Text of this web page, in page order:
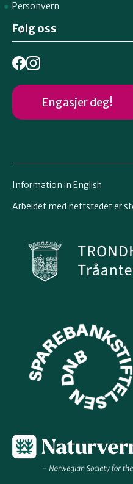
Personvern
Følg oss
Engasjer deg!
Information in English
Arbeidet med nettstedet er